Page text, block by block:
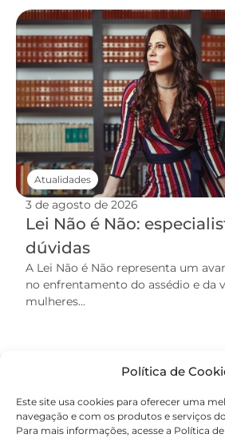
Política de
Este site usa cookies para oferecer uma
navegação e com os produtos e serviços
Para mais informações, acesse a Política
3 de agosto de 2026
Lei Não é Não:
dúvidas
A Lei Não é Não representa um
no enfrentamento do assédio e da
mulheres...
Atualidades